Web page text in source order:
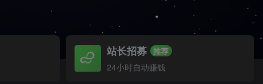
站长招募 推荐
24小时自动赚钱